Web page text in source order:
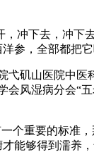
冲下去，冲
参，全部都把
弋矶山医院中
风湿病分会
个重要的标
能够得到濡